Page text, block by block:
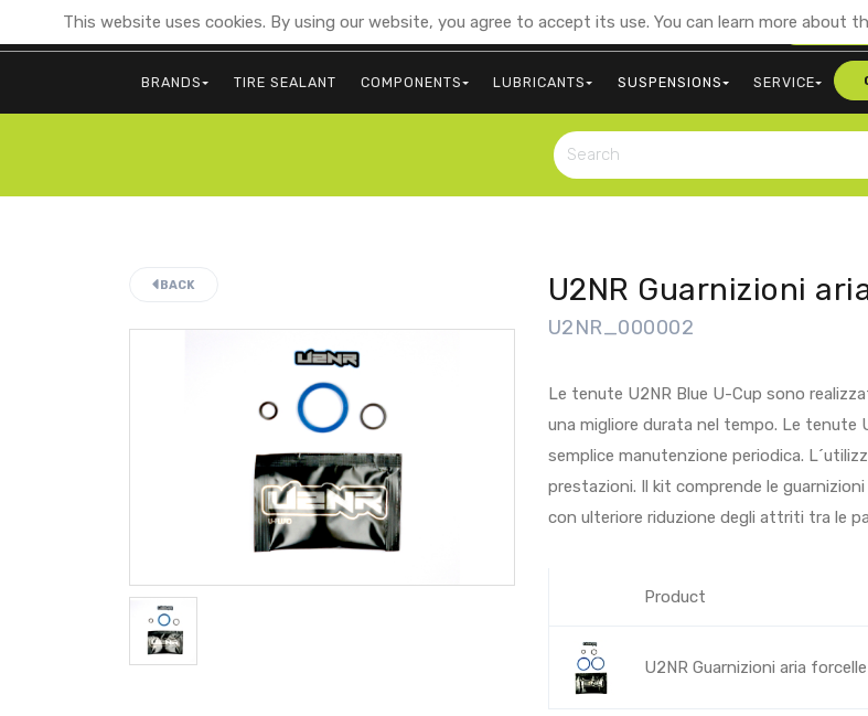
This website uses cookies. By using our website, you agree to accept its use. You can learn more about
+39 0473 563107
BRANDS TIRE SEALANT COMPONENTS LUBRICANTS SUSPENSIONS SERVICE
BACK U2NR Guarnizioni
U2NR_000002
Le tenute U2NR Blue U-Cup sono
una migliore durata nel tempo. Le tenute
semplice manutenzione periodica.
prestazioni. Il kit comprende le
con ulteriore riduzione degli attriti tra le
Product
U2NR Guarnizioni aria